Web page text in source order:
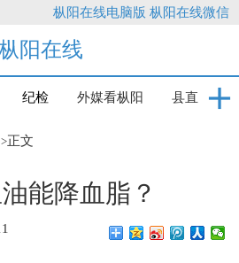
枞阳在线电脑版 枞阳在线微信
阳在线
纪检 外媒看枞阳 县直
正文
能降血脂？